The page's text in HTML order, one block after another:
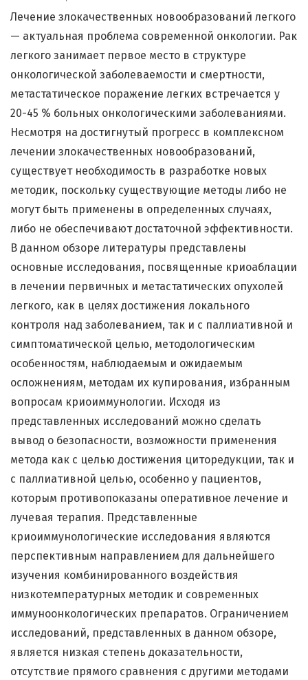
Лечение злокачественных новообразований легкого
— актуальная проблема современной онкологии. Рак
легкого занимает первое место в структуре
онкологической заболеваемости и смертности,
метастатическое поражение легких встречается у
20-45 % больных онкологическими заболеваниями.
Несмотря на достигнутый прогресс в комплексном
лечении злокачественных новообразований,
существует необходимость в разработке новых
методик, поскольку существующие методы либо не
могут быть применены в определенных случаях,
либо не обеспечивают достаточной эффективности.
В данном обзоре литературы представлены
основные исследования, посвященные криоаблации
в лечении первичных и метастатических опухолей
легкого, как в целях достижения локального
контроля над заболеванием, так и с паллиативной и
симптоматической целью, методологическим
особенностям, наблюдаемым и ожидаемым
осложнениям, методам их купирования, избранным
вопросам криоиммунологии. Исходя из
представленных исследований можно сделать
вывод о безопасности, возможности применения
метода как с целью достижения циторедукции, так и
с паллиативной целью, особенно у пациентов,
которым противопоказаны оперативное лечение и
лучевая терапия. Представленные
криоиммунологические исследования являются
перспективным направлением для дальнейшего
изучения комбинированного воздействия
низкотемпературных методик и современных
иммуноонкологических препаратов. Ограничением
исследований, представленных в данном обзоре,
является низкая степень доказательности,
отсутствие прямого сравнения с другими методами